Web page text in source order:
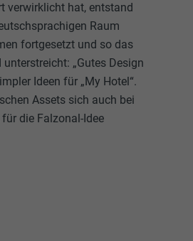
verwirklicht hat, entstand
Raum
fortgesetzt und so das
„Gutes Design
Ideen für „My Hotel“.
Assets sich auch bei
die Falzonal-Idee